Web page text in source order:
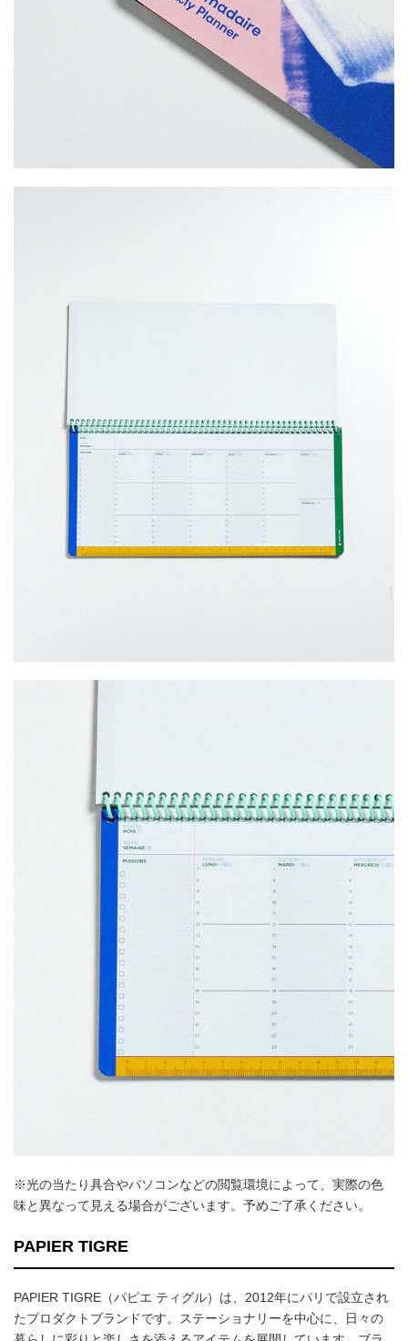
※光の当たり具合やパソコンなどの閲覧環境によって、実際の色
味と異なって見える場合がございます。予めご了承ください。
PAPIER TIGRE
PAPIER TIGRE（パピエ ティグル）は、2012年にパリで設立され
たプロダクトブランドです。ステーショナリーを中心に、日々の